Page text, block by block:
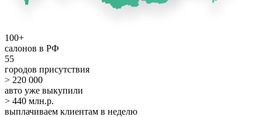
100+
салонов в РФ
55
городов присутствия
> 220 000
авто уже выкупили
> 440 млн.р.
выплачиваем клиентам в неделю